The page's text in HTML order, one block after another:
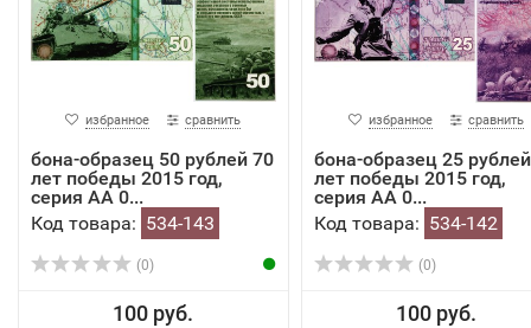
избранное сравнить
бона-образец 50 рублей 70
лет победы 2015 год,
серия АА 0...
Код товара: 534-143
(0)
100 руб.
избранное сравнить
бона-образец 25
лет победы 2015 год,
серия АА 0...
Код товара: 534-142
(0)
100 руб.